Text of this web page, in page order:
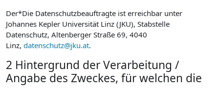
Der*Die Datenschutzbeauftragte ist erreichbar unter
Johannes Kepler Universität Linz (JKU), Stabstelle
Datenschutz, Altenberger Straße 69, 4040
Linz, datenschutz@jku.at.
2 Hintergrund der Verarbeitung /
Angabe des Zweckes, für welchen die